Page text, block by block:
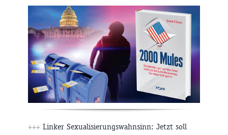
+++ Linker Sexualisierungswahnsinn: Jetzt soll